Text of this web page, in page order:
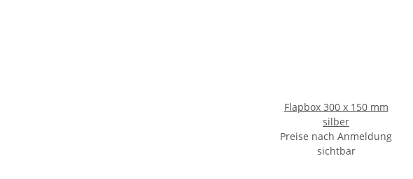
Flapbox 300 x 150 mm
silber
Preise nach Anmeldung
sichtbar